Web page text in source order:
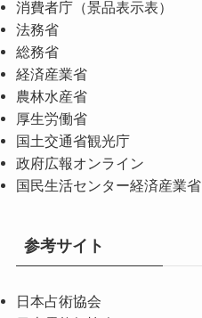
消費者庁（景品表示表）
法務省
総務省
経済産業省
農林水産省
厚生労働省
国土交通省観光庁
政府広報オンライン
国民生活センター経済産業省
参考サイト
日本占術協会